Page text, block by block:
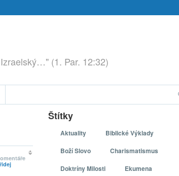
(1. Par. 12:32)
0
Štítky
Aktuality
Biblické Výklady
Boží Slovo
Charismatismus
Doktríny Milosti
Ekumena